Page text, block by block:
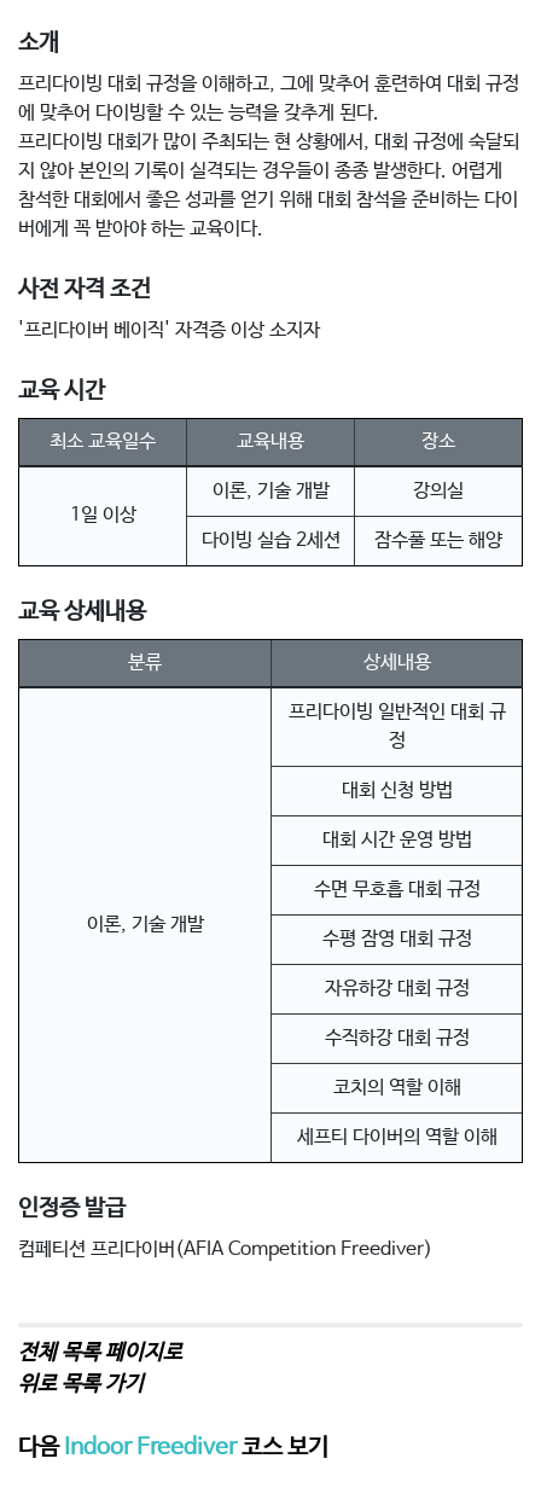
소개
프리다이빙 대회 규정을 이해하고, 그에 맞추어 훈련하여 대회 규정
에 맞추어 다이빙할 수 있는 능력을 갖추게 된다.
프리다이빙 대회가 많이 주최되는 현 상황에서, 대회 규정에 숙달되
지 않아 본인의 기록이 실격되는 경우들이 종종 발생한다. 어렵게
참석한 대회에서 좋은 성과를 얻기 위해 대회 참석을 준비하는 다이
버에게 꼭 받아야 하는 교육이다.
사전 자격 조건
'프리다이버 베이직' 자격증 이상 소지자
교육 시간
최소 교육일수 교육내용 장소
1일 이상
이론, 기술 개발 강의실
다이빙 실습 2세션 잠수풀 또는 해양
교육 상세내용
분류 상세내용
이론, 기술 개발
프리다이빙 일반적인 대회 규
정
대회 신청 방법
대회 시간 운영 방법
수면 무호흡 대회 규정
수평 잠영 대회 규정
자유하강 대회 규정
수직하강 대회 규정
코치의 역할 이해
세프티 다이버의 역할 이해
인정증 발급
컴페티션 프리다이버(AFIA Competition Freediver)
전체 목록 페이지로
위로 목록 가기
다음Indoor Freediver코스 보기